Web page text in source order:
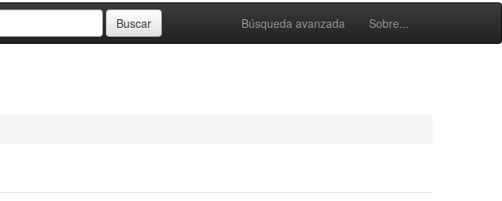
Búsqueda avanzada Sobre...